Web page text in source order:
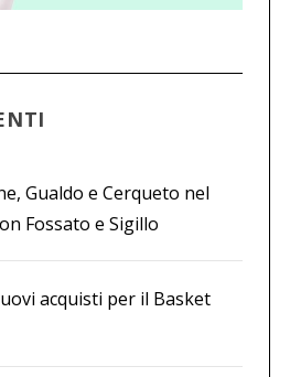
Gualdo e Cerqueto nel
Fossato e Sigillo
acquisti per il Basket